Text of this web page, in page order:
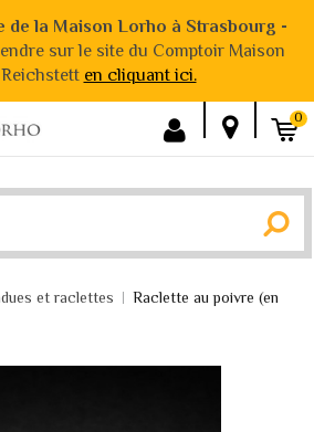
de la Maison Lorho à Strasbourg -
sur le site du Comptoir Maison
en cliquant ici.
0
et raclettes
Raclette au poivre (en